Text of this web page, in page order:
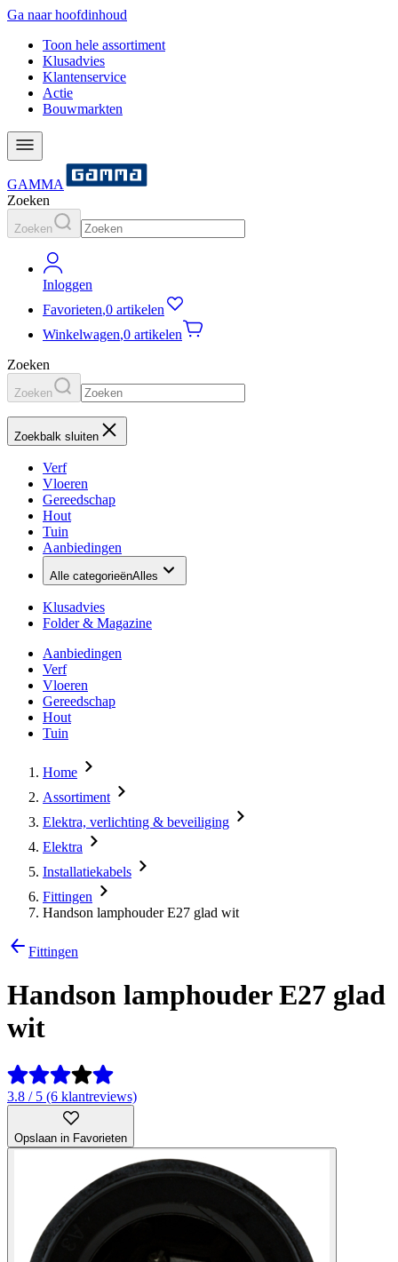
Ga naar hoofdinhoud
Toon hele assortiment
Klusadvies
Klantenservice
Actie
Bouwmarkten
GAMMA
Zoeken
Zoeken
Inloggen
Favorieten,0 artikelen
Winkelwagen,0 artikelen
Zoeken
Zoeken
Zoekbalk sluiten
Verf
Vloeren
Gereedschap
Hout
Tuin
Aanbiedingen
Alle categorieënAlles
Klusadvies
Folder & Magazine
Aanbiedingen
Verf
Vloeren
Gereedschap
Hout
Tuin
Home
Assortiment
Elektra, verlichting & beveiliging
Elektra
Installatiekabels
Fittingen
Handson lamphouder E27 glad wit
Fittingen
Handson lamphouder E27 glad
wit
3.8 / 5 (6 klantreviews)
Opslaan in Favorieten